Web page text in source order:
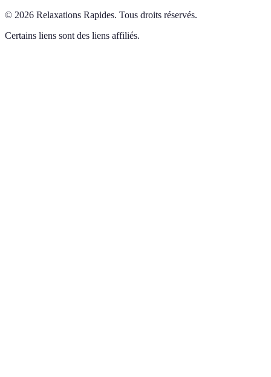
© 2026 Relaxations Rapides. Tous droits réservés.
Certains liens sont des liens affiliés.